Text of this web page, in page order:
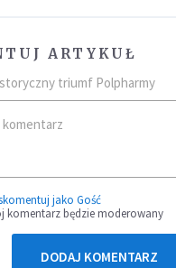
ARTYKUŁ
triumf Polpharmy
jako Gość
komentarz będzie moderowany
DODAJ KOMENTARZ